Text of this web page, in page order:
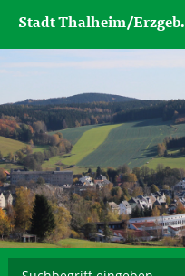
Stadt Thalheim/Erzgeb.